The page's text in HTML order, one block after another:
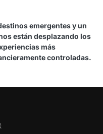
emergentes y un
están desplazando los
más
controladas.